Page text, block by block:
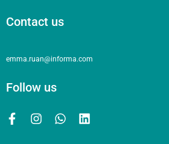
Contact us
emma.ruan@informa.com
Follow us